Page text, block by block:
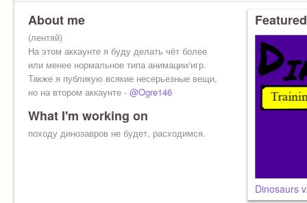
About me
(лентяй)
На этом аккаунте я буду делать чёт более
или менее нормальное типа анимации/игр.
Также я публикую всякие несерьезные вещи,
но на втором аккаунте - @Ogre146
What I'm working on
походу динозавров не будет, расходимся.
Dinosaurs